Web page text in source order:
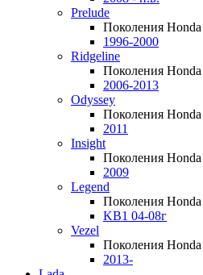
Prelude
Поколения Honda
1996-2000
Ridgeline
Поколения
2006-2013
Odyssey
Поколения
2011
Insight
Поколения
2009
Legend
Поколения Honda
KB1 04-08г
Vezel
Поколения Honda
2013-